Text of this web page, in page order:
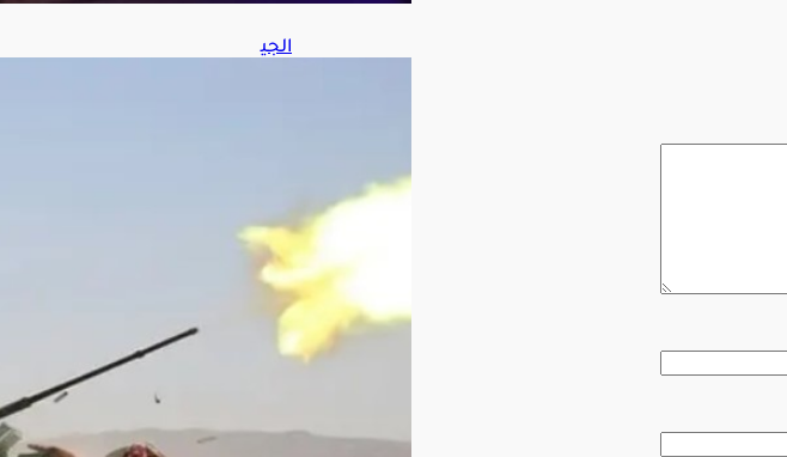
الجي
لا
عس
كريا
ضد
العن
اصر
الح
الإر